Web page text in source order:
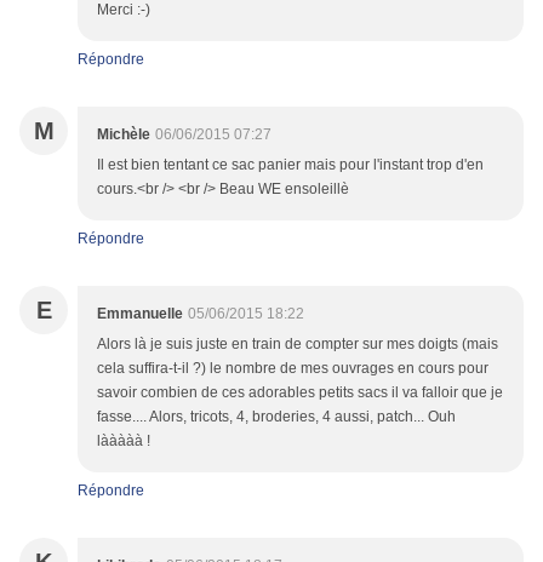
Merci :-)
Répondre
M Michèle 06/06/2015 07:27
Il est bien tentant ce sac panier mais pour l'instant trop d'en
cours.<br /> <br /> Beau WE ensoleillè
Répondre
E Emmanuelle 05/06/2015 18:22
Alors là je suis juste en train de compter sur mes doigts (mais
cela suffira-t-il ?) le nombre de mes ouvrages en cours pour
savoir combien de ces adorables petits sacs il va falloir que je
fasse.... Alors, tricots, 4, broderies, 4 aussi, patch... Ouh
lààààà !
Répondre